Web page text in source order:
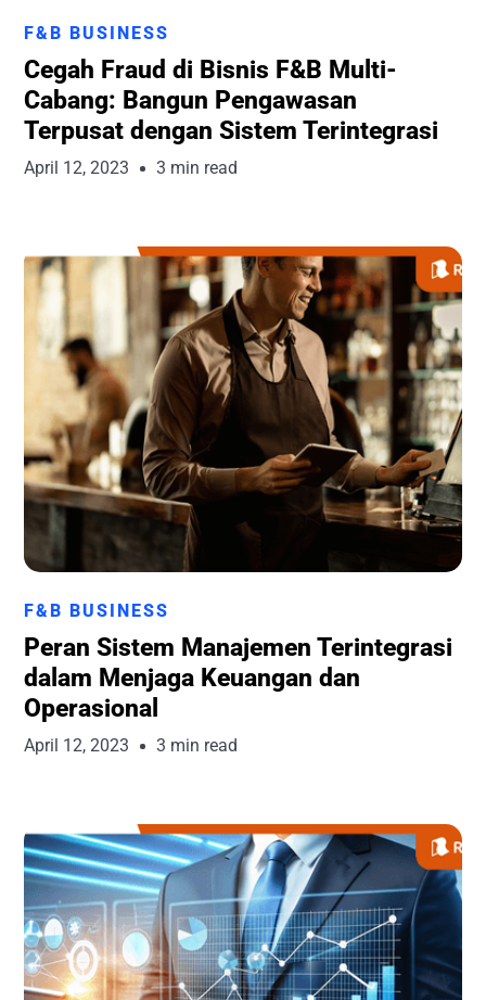
Runchise Team
F&B BUSINESS
Cegah Fraud di Bisnis F&B Multi-
Cabang: Bangun Pengawasan
Terpusat dengan Sistem Terintegrasi
April 12, 2023 3 min read
Runchise Team
F&B BUSINESS
Peran Sistem Manajemen Terintegrasi
dalam Menjaga Keuangan dan
Operasional
April 12, 2023 3 min read